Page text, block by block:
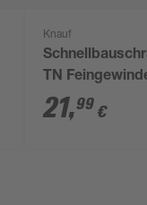
Knauf
TN
Stück 4,5 cm
21,99 €